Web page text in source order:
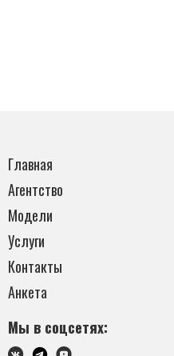
Главная
Агентство
Модели
Услуги
Контакты
Анкета
Мы в соцсетях: